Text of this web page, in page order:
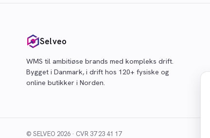
Selveo
WMS til ambitiøse brands med kompleks drift.
Bygget i Danmark, i drift hos 120+ fysiske og
online butikker i Norden.
© SELVEO 2026 · CVR 37 23 41 17